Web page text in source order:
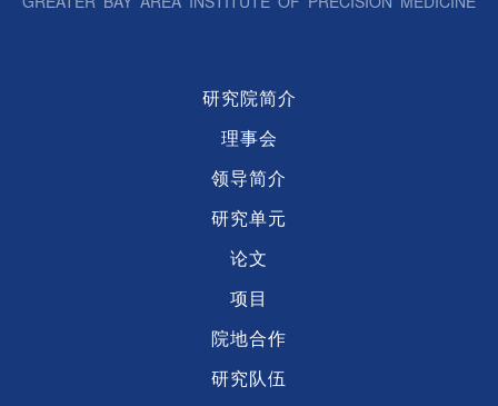
研究院简介
理事会
领导简介
研究单元
论文
项目
院地合作
研究队伍